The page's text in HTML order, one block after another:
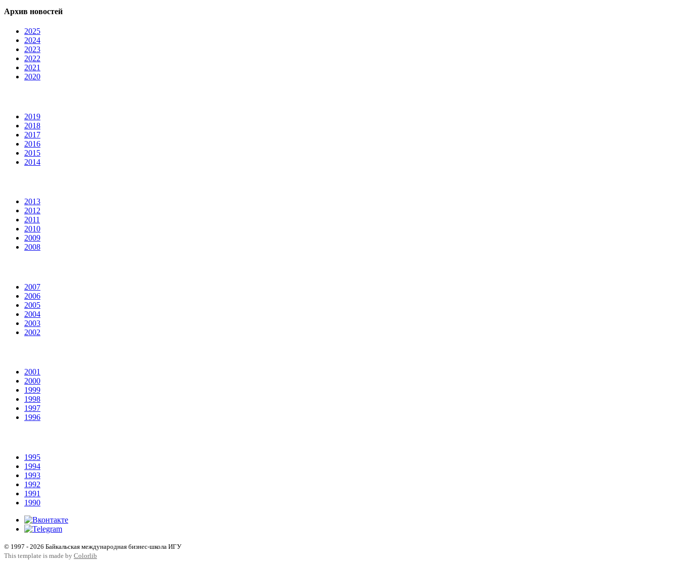
Архив новостей
2025
2024
2023
2022
2021
2020
2019
2018
2017
2016
2015
2014
2013
2012
2011
2010
2009
2008
2007
2006
2005
2004
2003
2002
2001
2000
1999
1998
1997
1996
1995
1994
1993
1992
1991
1990
© 1997 - 2026 Байкальская международная бизнес-школа ИГУ
This template is made by Colorlib